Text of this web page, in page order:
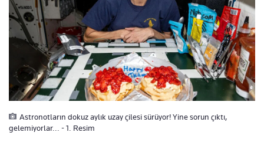
Astronotların dokuz aylık uzay çilesi sürüyor! Yine sorun çıktı,
gelemiyorlar... - 1. Resim